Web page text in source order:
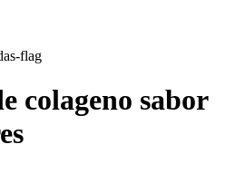
flag
colageno sabor